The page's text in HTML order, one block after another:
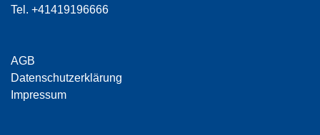
Tel. +41419196666
AGB
Datenschutzerklärung
Impressum